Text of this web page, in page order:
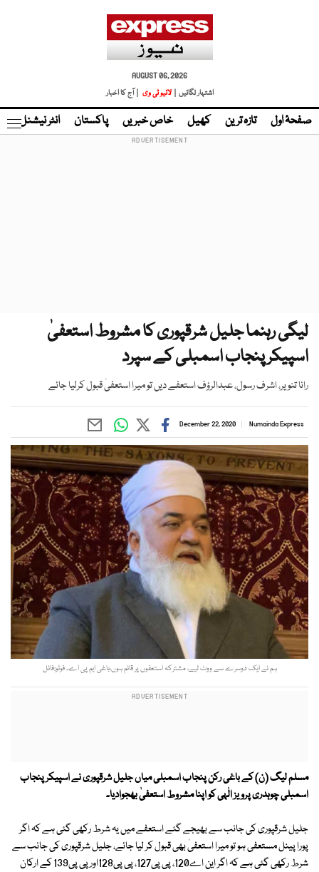
AUGUST 06, 2026
اشتہار لگائیں |
لائیو ٹی وی | آج کا اخبار
صفحۂ اول تازہ ترین کھیل خاص خبریں پاکستان انٹر نیشنل
لیگی رہنما جلیل شرقپوری کا مشروط استعفیٰ
اسپیکر پنجاب اسمبلی کے سپرد
رانا تنویر، اشرف رسول، عبدالرؤف استعفے دیں تو میرا استعفیٰ قبول کرلیا جائے
Numainda Express
December 22, 2020
ہم نے ایک دوسرے سے ووٹ لیے، مشترکہ استعفوں پر قائم ہوں،باغی ایم پی اے۔ فوٹو:فائل
مسلم لیگ (ن) کے باغی رکن پنجاب اسمبلی میاں جلیل شرقپوری نے اسپیکر پنجاب
اسمبلی چوہدری پرویز الٰہی کو اپنا مشروط استعفیٰ بھجوادیا۔
جلیل شرقپوری کی جانب سے بھیجے گئے استعفے میں یہ شرط رکھی گئی ہے کہ اگر
پورا پینل مستعفی ہو تو میرا استعفیٰ بھی قبول کر لیا جائے، جلیل شرقپوری کی جانب سے
شرط رکھی گئی ہے کہ اگر این اے120، پی پی127، پی پی128اور پی پی139 کے ارکان